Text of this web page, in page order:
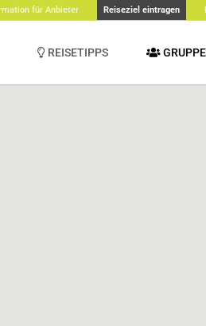
für Anbieter Reiseziel eintragen
REISETIPPS